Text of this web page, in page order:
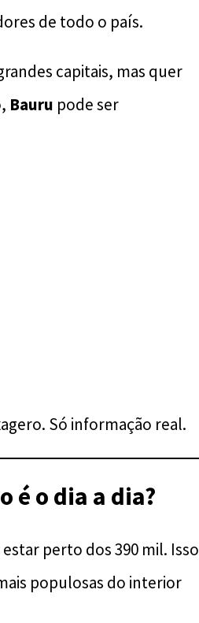
de todo o país.
capitais, mas quer
Bauru pode ser
Só informação real.
é o dia a dia?
estar perto dos 390 mil. Isso
populosas do interior